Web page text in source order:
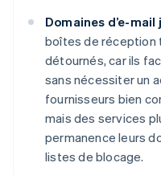
Domaines d’e-mail
boîtes de réception
détournés, car ils
sans nécessiter un
fournisseurs bien
mais des services
permanence leurs
listes de blocage.